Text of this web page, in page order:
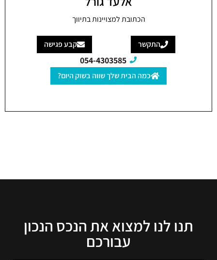
הכתובת למצויינות בתיווך
התקשר קבע פגישה
054-4303585
כמה הבית שלך שווה בשוק היום?
תנו לנו למצוא את הנכס הנכון
עבורכם